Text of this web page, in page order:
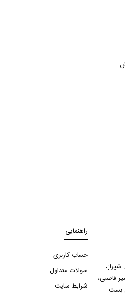
فاطمی،
بست
راهنمایی
حساب کاربری
سوالات متداول
شرایط سایت